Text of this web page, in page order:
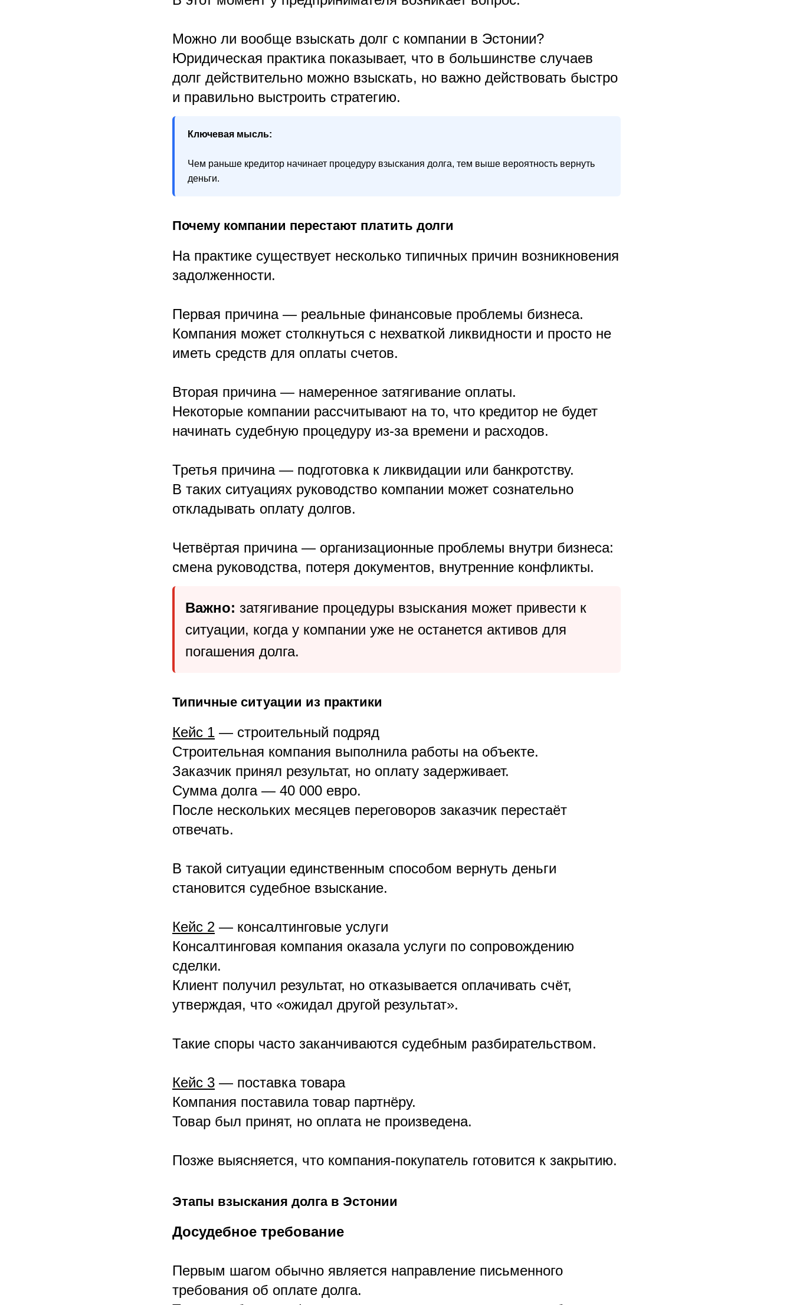
Можно ли вообще взыскать долг с компании в Эстонии?
Юридическая практика показывает, что в большинстве случаев
долг действительно можно взыскать, но важно действовать быстро
и правильно выстроить стратегию.
Ключевая мысль:
Чем раньше кредитор начинает процедуру взыскания долга, тем выше вероятность вернуть
деньги.
Почему компании перестают платить долги
На практике существует несколько типичных причин возникновения
задолженности.
Первая причина — реальные финансовые проблемы бизнеса.
Компания может столкнуться с нехваткой ликвидности и просто не
иметь средств для оплаты счетов.
Вторая причина — намеренное затягивание оплаты.
Некоторые компании рассчитывают на то, что кредитор не будет
начинать судебную процедуру из-за времени и расходов.
Третья причина — подготовка к ликвидации или банкротству.
В таких ситуациях руководство компании может сознательно
откладывать оплату долгов.
Четвёртая причина — организационные проблемы внутри бизнеса:
смена руководства, потеря документов, внутренние конфликты.
Важно: затягивание процедуры взыскания может привести к
ситуации, когда у компании уже не останется активов для
погашения долга.
Типичные ситуации из практики
Кейс 1 — строительный подряд
Строительная компания выполнила работы на объекте.
Заказчик принял результат, но оплату задерживает.
Сумма долга — 40 000 евро.
После нескольких месяцев переговоров заказчик перестаёт
отвечать.
В такой ситуации единственным способом вернуть деньги
становится судебное взыскание.
Кейс 2 — консалтинговые услуги
Консалтинговая компания оказала услуги по сопровождению
сделки.
Клиент получил результат, но отказывается оплачивать счёт,
утверждая, что «ожидал другой результат».
Такие споры часто заканчиваются судебным разбирательством.
Кейс 3 — поставка товара
Компания поставила товар партнёру.
Товар был принят, но оплата не произведена.
Позже выясняется, что компания-покупатель готовится к закрытию.
Этапы взыскания долга в Эстонии
Досудебное требование
Первым шагом обычно является направление письменного
требования об оплате долга.